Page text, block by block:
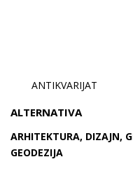
ANTIKVARIJAT
ALTERNATIVA
ARHITEKTURA, DIZAJN,
GEODEZIJA